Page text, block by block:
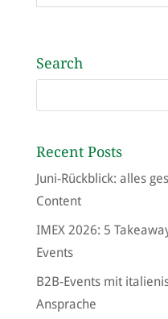
Search
Recent Posts
Juni-Rückblick: alles
Content
IMEX 2026: 5
Events
B2B-Events mit
Ansprache